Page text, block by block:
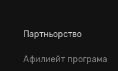
Партньорство
Афилиейт програма